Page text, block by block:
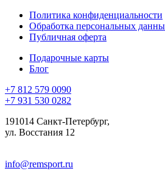
Политика конфиденциальности
Обработка персональных
Публичная оферта
Подарочные карты
Блог
+7 812 579 0090
+7 931 530 0282
191014 Санкт-Петербург,
ул. Восстания 12
info@remsport.ru